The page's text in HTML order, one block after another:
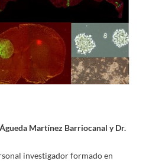
Martínez Barriocanal y Dr.
investigador formado en